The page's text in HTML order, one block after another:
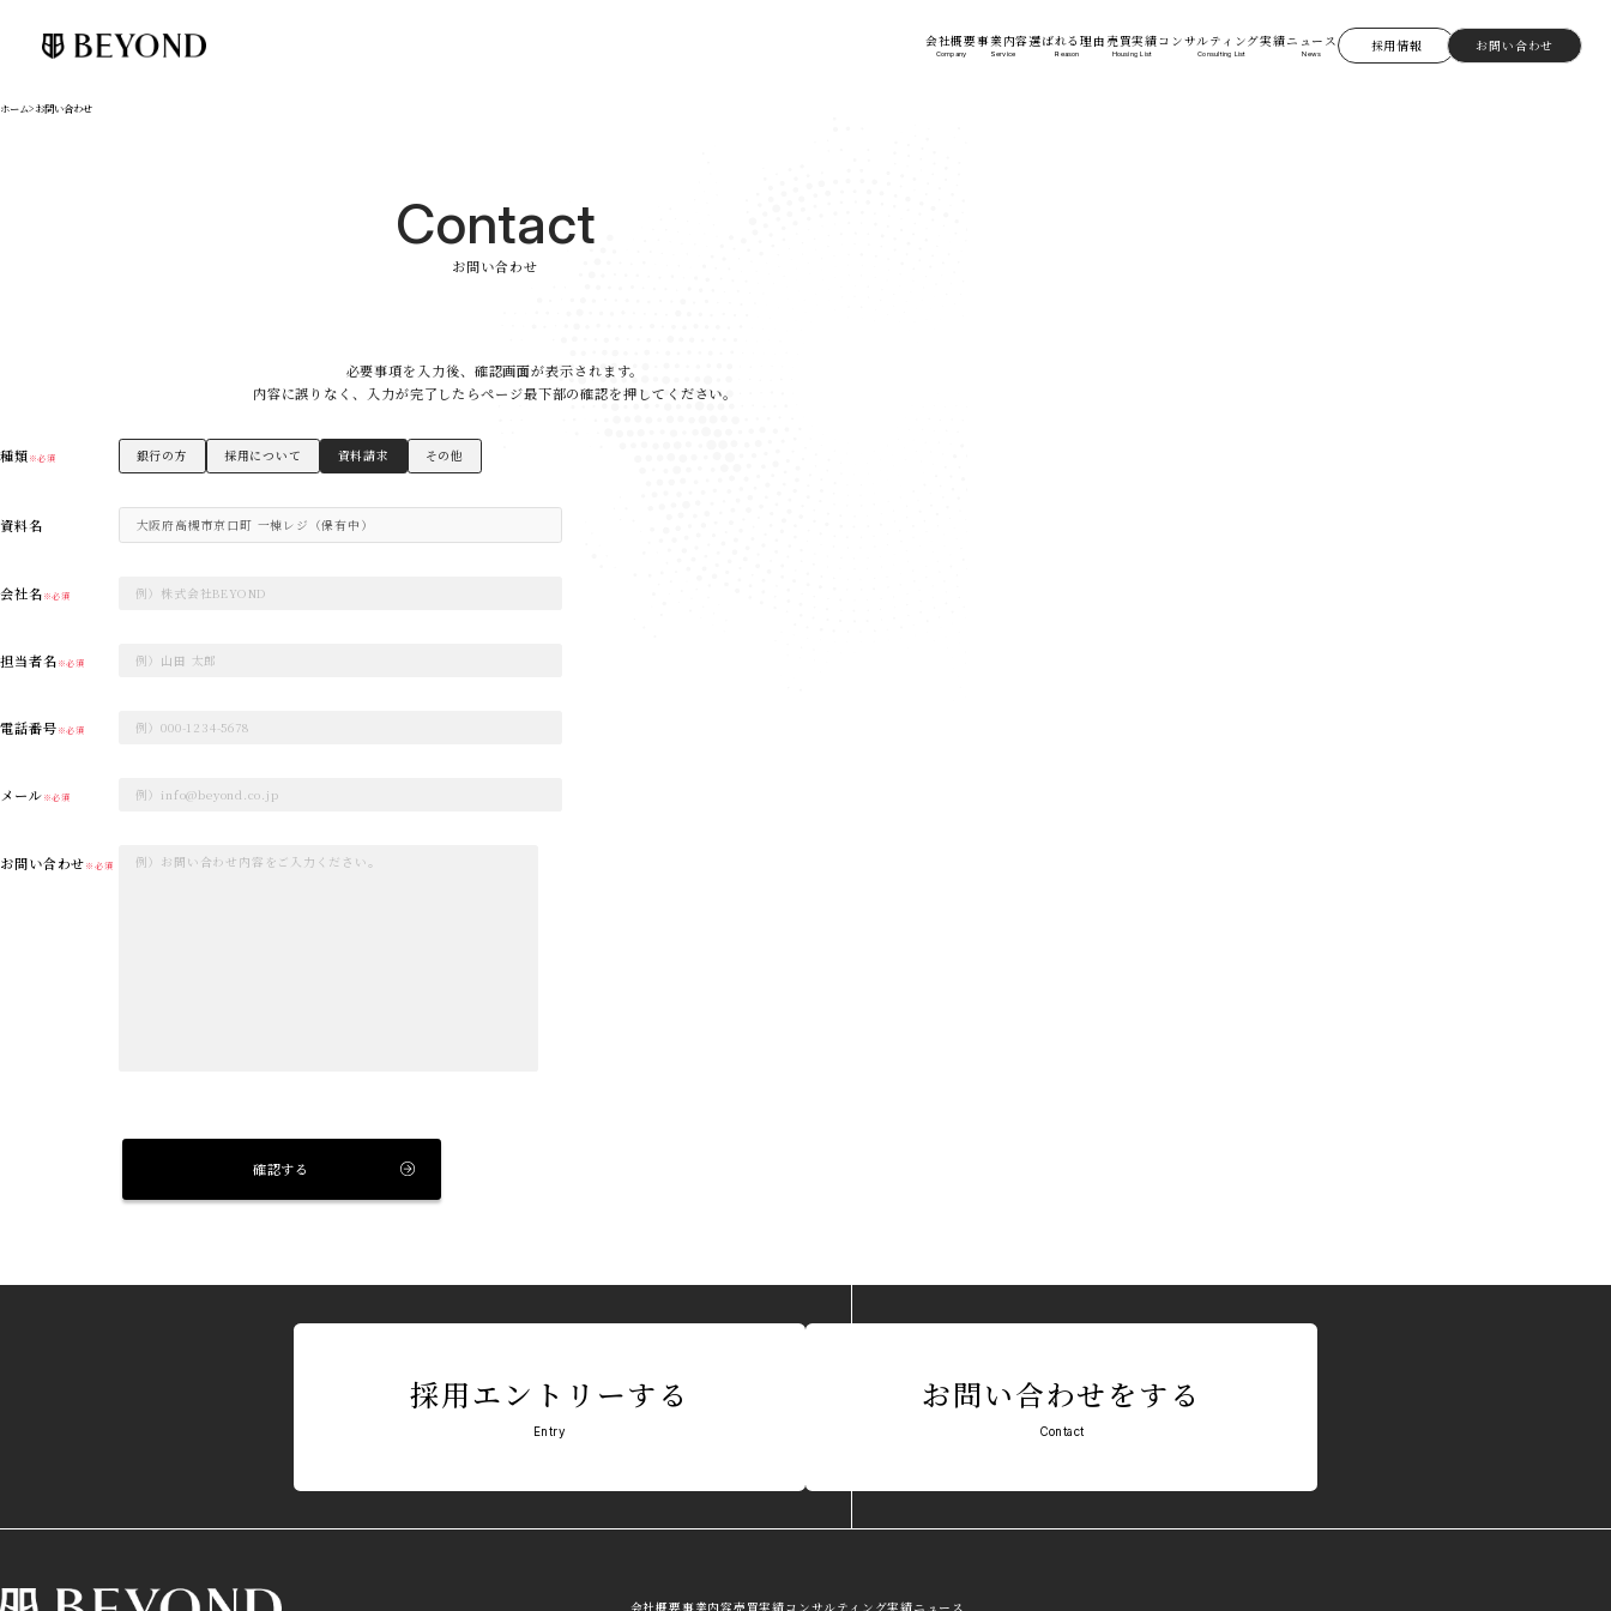
会社概要
Company
事業内容
Service
選ばれる理由
Reason
売買実績
Housing List
コンサルティング実績
Consulting List
ニュース
News 採用情報 お問い合わせ
ホーム>お問い合わせ
Contact
お問い合わせ
必要事項を入力後、確認画面が表示されます。
内容に誤りなく、入力が完了したらページ最下部の確認を押してください。
種類 ※必須 銀行の方 採用について 資料請求 その他
資料名
会社名 ※必須
担当者名 ※必須
電話番号 ※必須
メール ※必須
お問い合わせ ※必須
確認する
採用エントリーする
Entry
お問い合わせをする
Contact
会社概要事業内容売買実績コンサルティング実績ニュース